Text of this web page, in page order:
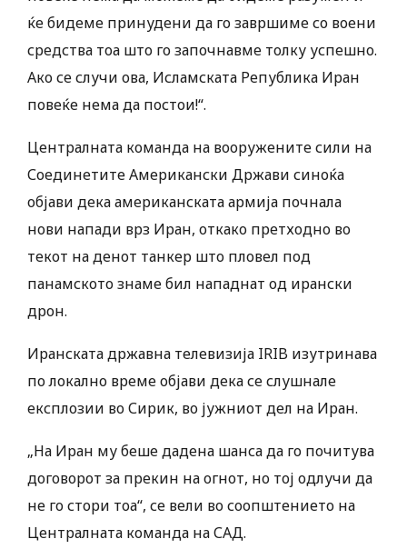
ќе бидеме принудени да го завршиме со воени
средства тоа што го започнавме толку успешно.
Ако се случи ова, Исламската Република Иран
повеќе нема да постои!“.
Централната команда на вооружените сили на
Соединетите Американски Држави синоќа
објави дека американската армија почнала
нови напади врз Иран, откако претходно во
текот на денот танкер што пловел под
панамското знаме бил нападнат од ирански
дрон.
Иранската државна телевизија IRIB изутринава
по локално време објави дека се слушнале
експлозии во Сирик, во јужниот дел на Иран.
„На Иран му беше дадена шанса да го почитува
договорот за прекин на огнот, но тој одлучи да
не го стори тоа“, се вели во соопштението на
Централната команда на САД.